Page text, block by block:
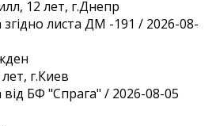
12 лет, г.Днепр
листа ДМ -191 / 2026-08-
г.Киев
БФ "Спрага" / 2026-08-05